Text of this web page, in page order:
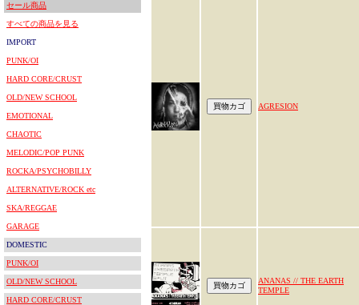
セール商品
すべての商品を見る
IMPORT
PUNK/OI
HARD CORE/CRUST
OLD/NEW SCHOOL
EMOTIONAL
CHAOTIC
MELODIC/POP PUNK
ROCKA/PSYCHOBILLY
ALTERNATIVE/ROCK etc
SKA/REGGAE
GARAGE
DOMESTIC
PUNK/OI
OLD/NEW SCHOOL
HARD CORE/CRUST
AGRESION
ANANAS // THE EARTH
TEMPLE